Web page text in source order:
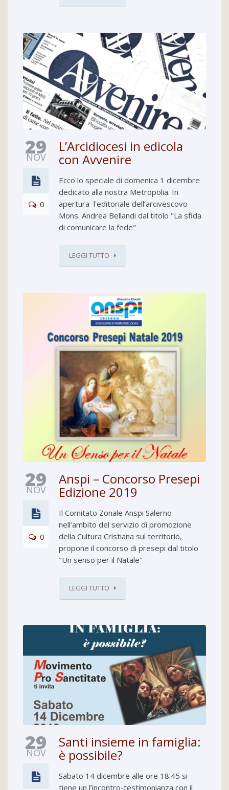
29
NOV
0
L’Arcidiocesi in edicola
con Avvenire
Ecco lo speciale di domenica 1 dicembre
dedicato alla nostra Metropolia. In
apertura l'editoriale dell’arcivescovo
Mons. Andrea Bellandi dal titolo "La sfida
di comunicare la fede"
LEGGI TUTTO
29
NOV
0
Anspi – Concorso Presepi
Edizione 2019
Il Comitato Zonale Anspi Salerno
nell’ambito del servizio di promozione
della Cultura Cristiana sul territorio,
propone il concorso di presepi dal titolo
"Un senso per il Natale"
LEGGI TUTTO
29
NOV
Santi insieme in famiglia:
è possibile?
Sabato 14 dicembre alle ore 18.45 si
tiene un l’incontro-testimonianza con il